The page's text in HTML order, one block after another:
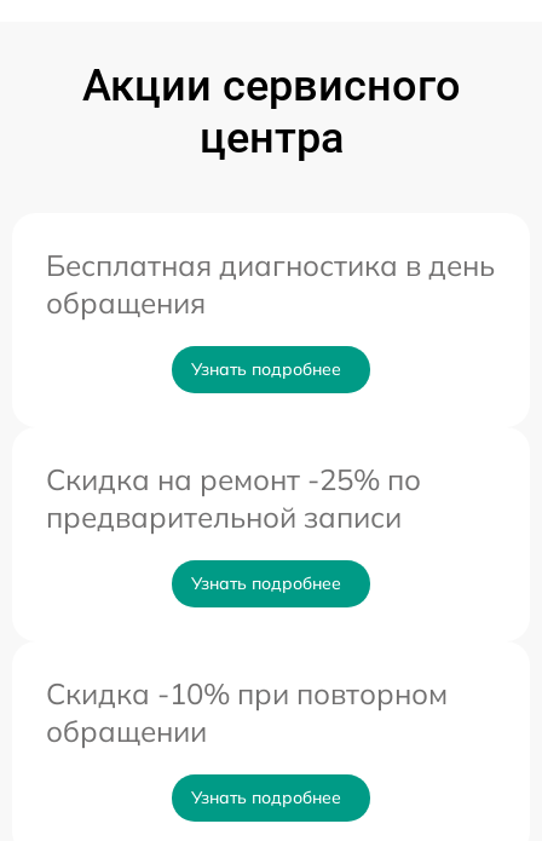
Акции сервисного
центра
Бесплатная диагностика в день
обращения
Узнать подробнее
Скидка на ремонт -25% по
предварительной записи
Узнать подробнее
Скидка -10% при повторном
обращении
Узнать подробнее